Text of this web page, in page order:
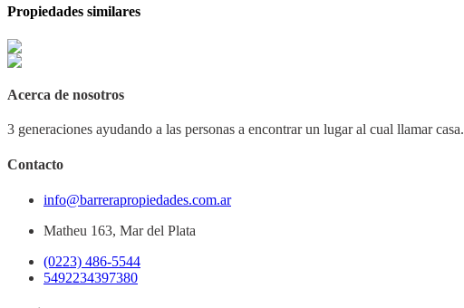
Propiedades similares
Acerca de nosotros
3 generaciones ayudando a las personas a encontrar un lugar al cual llamar casa.
Contacto
info@barrerapropiedades.com.ar
Matheu 163, Mar del Plata
(0223) 486-5544
5492234397380